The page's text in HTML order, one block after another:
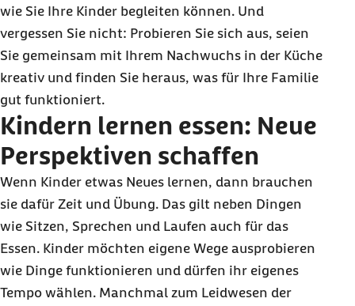
wie Sie Ihre Kinder begleiten können. Und
vergessen Sie nicht: Probieren Sie sich aus, seien
Sie gemeinsam mit Ihrem Nachwuchs in der Küche
kreativ und finden Sie heraus, was für Ihre Familie
gut funktioniert.
Kindern lernen essen: Neue
Perspektiven schaffen
Wenn Kinder etwas Neues lernen, dann brauchen
sie dafür Zeit und Übung. Das gilt neben Dingen
wie Sitzen, Sprechen und Laufen auch für das
Essen. Kinder möchten eigene Wege ausprobieren
wie Dinge funktionieren und dürfen ihr eigenes
Tempo wählen. Manchmal zum Leidwesen der